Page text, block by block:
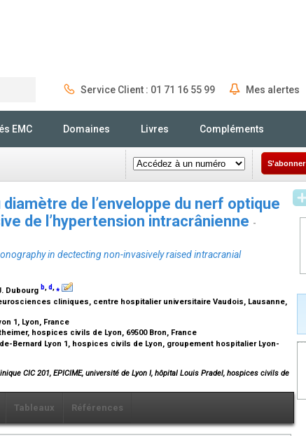
Service Client : 01 71 16 55 99 Mes alertes
EMC Domaines Livres Compléments
S'abonner
de l’enveloppe du nerf optique
de l’hypertension intracrânienne -
in dectecting non-invasively raised intracranial
Dubourg b,d,⁎
cliniques, centre hospitalier universitaire Vaudois, Lausanne,
1, Lyon, France
hospices civils de Lyon, 69500 Bron, France
Bernard Lyon 1, hospices civils de Lyon, groupement hospitalier Lyon-
CIC 201, EPICIME, université de Lyon I, hôpital Louis Pradel, hospices civils de
Tableaux Références